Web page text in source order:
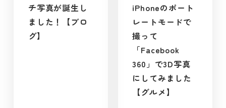
チ写真が誕生し
ました！【ブロ
グ】
iPhoneのポート
レートモードで
撮って
「Facebook
360」で3D写真
にしてみました
【グルメ】